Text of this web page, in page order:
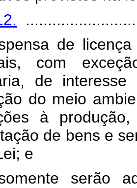
de
com
de
do meio
à
de bens e
e
serão